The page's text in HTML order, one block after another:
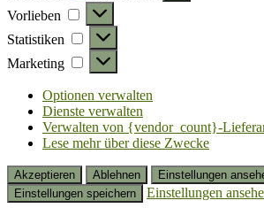
Vorlieben
Vorlieben
Statistiken Statistiken
Marketing Marketing
Optionen verwalten
Dienste verwalten
Verwalten von {vendor_count}-
Lese mehr über diese Zwecke
Akzeptieren Ablehnen
Einstellungen
Einstellungen speichern
Einstellungen